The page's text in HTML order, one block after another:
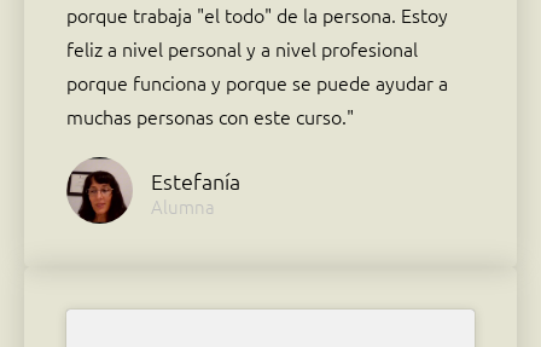
porque trabaja "el todo" de la persona. Estoy
feliz a nivel personal y a nivel profesional
porque funciona y porque se puede ayudar a
muchas personas con este curso."
Estefanía
Alumna